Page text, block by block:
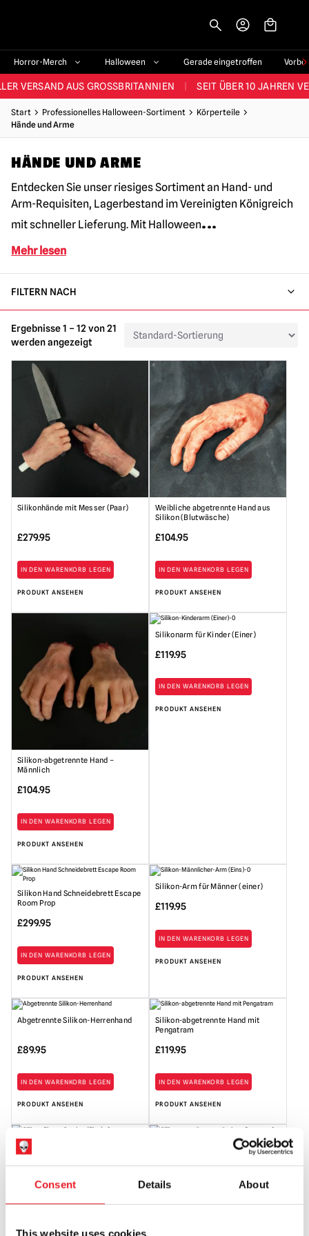
Consent Details About
This website uses cookies
Horror-Merch Halloween Gerade eingetroffen
SORTIMENT IM VEREINIGTEN KÖNIGREICH | ÜBER 60.000
VERSAND AUS GROSSBRITANNIEN SEIT ÜBER 10 JAHREN
JEDE WOCHE NEUE HORROR-FANARTIKEL
HALLOWEEN-SORTIMENT IN UK | ÜBER 300
SORTIMENT IM VEREINIGTEN KÖNIGREICH
Start Professionelles Halloween-Sortiment
Körperteile
Hände und Arme
HÄNDE UND ARME
Entdecken Sie unser riesiges Sortiment an Hand- und
Arm-Requisiten, Lagerbestand im Vereinigten Königreich
mit schneller Lieferung. Mit Halloween...
Mehr lesen
FILTERN NACH
Ergebnisse 1 – 12 von 21
werden angezeigt
Silikonhände mit Messer (Paar)
£279.95
IN DEN WARENKORB LEGEN
PRODUKT ANSEHEN
Weibliche abgetrennte Hand aus
Silikon (Blutwäsche)
£104.95
IN DEN WARENKORB LEGEN
PRODUKT ANSEHEN
Silikon-abgetrennte Hand –
Männlich
£104.95
IN DEN WARENKORB LEGEN
PRODUKT ANSEHEN
Silikonarm für Kinder (Einer)
£119.95
IN DEN WARENKORB LEGEN
PRODUKT ANSEHEN
Silikon Hand Schneidebrett Escape
Room Prop
£299.95
IN DEN WARENKORB LEGEN
PRODUKT ANSEHEN
Silikon-Arm für Männer (einer)
£119.95
IN DEN WARENKORB LEGEN
PRODUKT ANSEHEN
Abgetrennte Silikon-Herrenhand
£89.95
IN DEN WARENKORB LEGEN
PRODUKT ANSEHEN
Silikon-abgetrennte Hand mit
Pengatram
£119.95
IN DEN WARENKORB LEGEN
PRODUKT ANSEHEN
Silikon-Finger-Spreizer (Einer)
PRODUKT ANSEHEN
Silikonarm mit magnetischem